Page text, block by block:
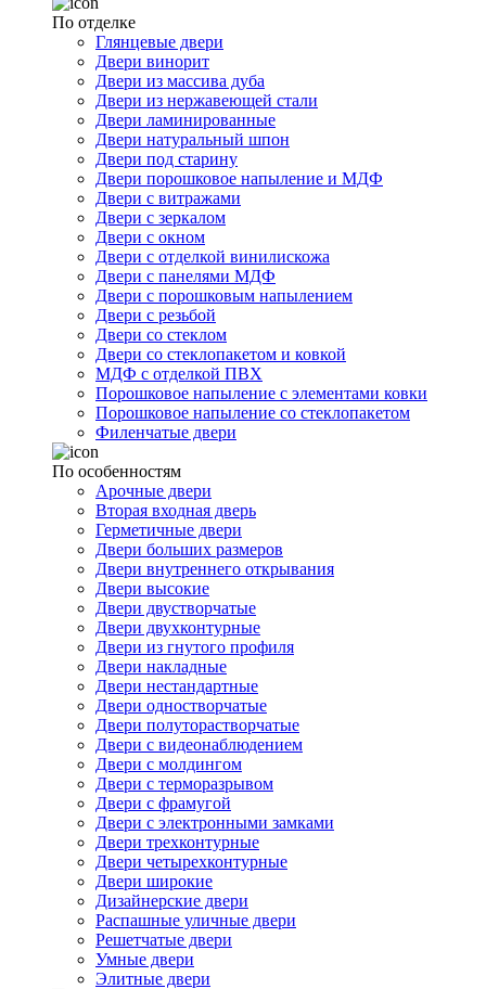
По отделке
Глянцевые двери
Двери винорит
Двери из массива дуба
Двери из нержавеющей стали
Двери ламинированные
Двери натуральный шпон
Двери под старину
Двери порошковое напыление и МДФ
Двери с витражами
Двери с зеркалом
Двери с окном
Двери с отделкой винилискожа
Двери с панелями МДФ
Двери с порошковым напылением
Двери с резьбой
Двери со стеклом
Двери со стеклопакетом и ковкой
МДФ с отделкой ПВХ
Порошковое напыление с элементами ковки
Порошковое напыление со стеклопакетом
Филенчатые двери
По особенностям
Арочные двери
Вторая входная дверь
Герметичные двери
Двери больших размеров
Двери внутреннего открывания
Двери высокие
Двери двустворчатые
Двери двухконтурные
Двери из гнутого профиля
Двери накладные
Двери нестандартные
Двери одностворчатые
Двери полуторастворчатые
Двери с видеонаблюдением
Двери с молдингом
Двери с терморазрывом
Двери с фрамугой
Двери с электронными замками
Двери трехконтурные
Двери четырехконтурные
Двери широкие
Дизайнерские двери
Распашные уличные двери
Решетчатые двери
Умные двери
Элитные двери